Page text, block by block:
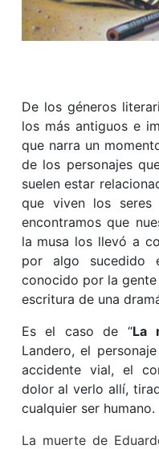
De los géneros
los más antiguos e
que narra un
de los personajes
suelen estar
que viven los seres
encontramos que
la musa los llevó a
por algo sucedido
conocido por la
escritura de una
Es el caso de “La
Landero, el
accidente vial, el
dolor al verlo allí,
cualquier ser humano.
La muerte de